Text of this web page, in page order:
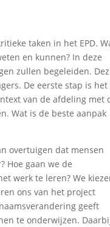
taken in het EPD.
en kunnen? In deze
zullen begeleiden.
De eerste stap is het
van de afdeling met
Wat is de beste aanpak
overtuigen dat mensen
Hoe gaan we de
werk te leren? We
ons van het project
naamsverandering geeft
te onderwijzen.